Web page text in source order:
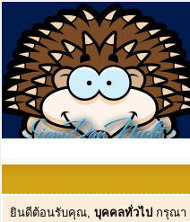
ยินดีต้อนรับคุณ, บุคคลทั่วไป กรุณา